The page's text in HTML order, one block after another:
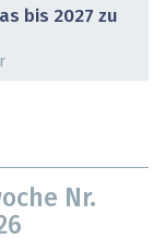
bis 2027 zu
Nr.